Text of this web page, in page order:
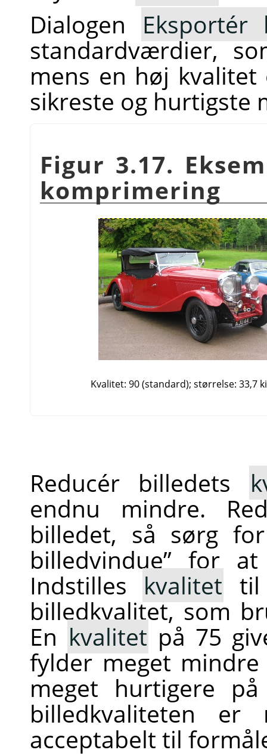
Dialogen Eksportér
standardværdier,
mens en høj
sikreste og hurtigste
Figur 3.17.
komprimering
Kvalitet: 90 (standard); størrelse: 33,7
Reducér billedets
endnu mindre.
billedet, så sørg
billedvindue”for at
Indstilles kvalitet til
billedkvalitet, som
En kvalitet på 75
fylder meget
meget hurtigere
billedkvaliteten
acceptabelt til